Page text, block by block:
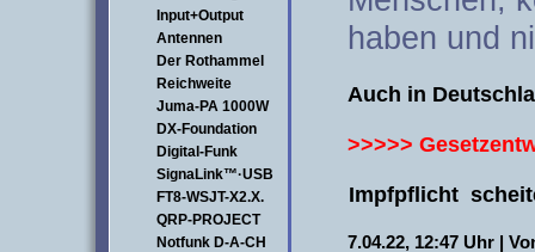
Input+Output
Antennen
Der Rothammel
Reichweite
Juma-PA 1000W
DX-Foundation
Digital-Funk
SignaLink™·USB
FT8-WSJT-X2.X.
QRP-PROJECT
Notfunk D-A-CH
haben und
Auch in
>>>>>
:Impfpflicht
7.04.22, 12:47 Uhr |